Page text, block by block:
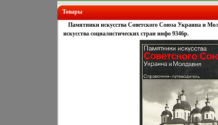
Товары
Памятники искусства Советского Союза Украина и
искусства социалистических стран инфо 9346p.